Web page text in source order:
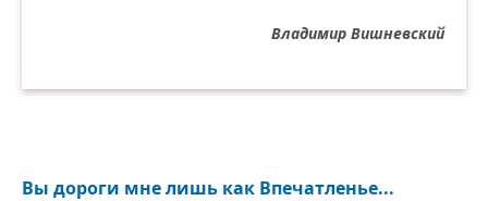
Владимир Вишневский
Вы дороги мне лишь как Впечатленье...